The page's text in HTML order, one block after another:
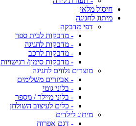
חיסול מלאי
מיתוג לחגיגה
דפי מדבקה
- מדבקות לבית ספר
- מדבקות לחגיגה
- מדבקות לרכב
- מדבקות סימון/ רגישויות
מוצרים נלווים לחגיגה
- אביזרים משלימים
- בלוני גומי
- בלוני מיילר / מספר
- כלים לעיצוב השולחן
מיתוג לילדים
- דגם אפרוח